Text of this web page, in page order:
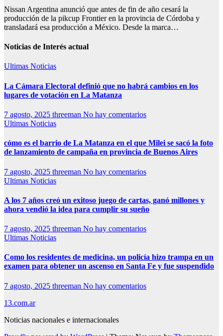
Nissan Argentina anunció que antes de fin de año cesará la
producción de la pikcup Frontier en la provincia de Córdoba y
transladará esa producción a México. Desde la marca…
Noticias de Interés actual
Ultimas Noticias
La Cámara Electoral definió que no habrá cambios en los
lugares de votación en La Matanza
7 agosto, 2025 threeman No hay comentarios
Ultimas Noticias
cómo es el barrio de La Matanza en el que Milei se sacó la foto
de lanzamiento de campaña en provincia de Buenos Aires
7 agosto, 2025 threeman No hay comentarios
Ultimas Noticias
A los 7 años creó un exitoso juego de cartas, ganó millones y
ahora vendió la idea para cumplir su sueño
7 agosto, 2025 threeman No hay comentarios
Ultimas Noticias
Como los residentes de medicina, un policía hizo trampa en un
examen para obtener un ascenso en Santa Fe y fue suspendido
7 agosto, 2025 threeman No hay comentarios
13.com.ar
Noticias nacionales e internacionales